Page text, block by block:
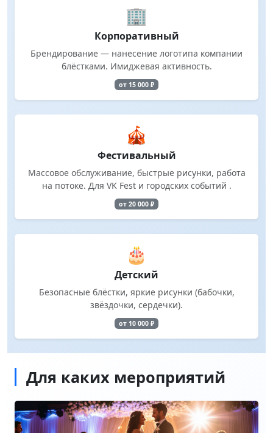
🏢
Корпоративный
Брендирование — нанесение логотипа компании
блёстками. Имиджевая активность.
от 15 000 ₽
🎪
Фестивальный
Массовое обслуживание, быстрые рисунки, работа
на потоке. Для VK Fest и городских событий .
от 20 000 ₽
🎂
Детский
Безопасные блёстки, яркие рисунки (бабочки,
звёздочки, сердечки).
от 10 000 ₽
Для каких мероприятий